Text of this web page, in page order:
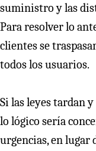
suministro y las
Para resolver lo
clientes se
todos los usuarios.
Si las leyes tardan
lo lógico sería
urgencias, en